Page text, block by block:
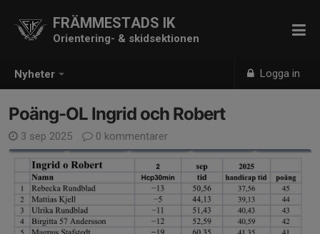
Nyheter Logga in
FRÄMMESTADS IK
Orientering- & skidsektionen
Poäng-OL Ingrid och Robert
3 sep 2025 0 kommentarer